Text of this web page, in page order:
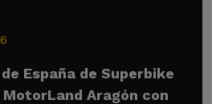
España de Superbike
Aragón con